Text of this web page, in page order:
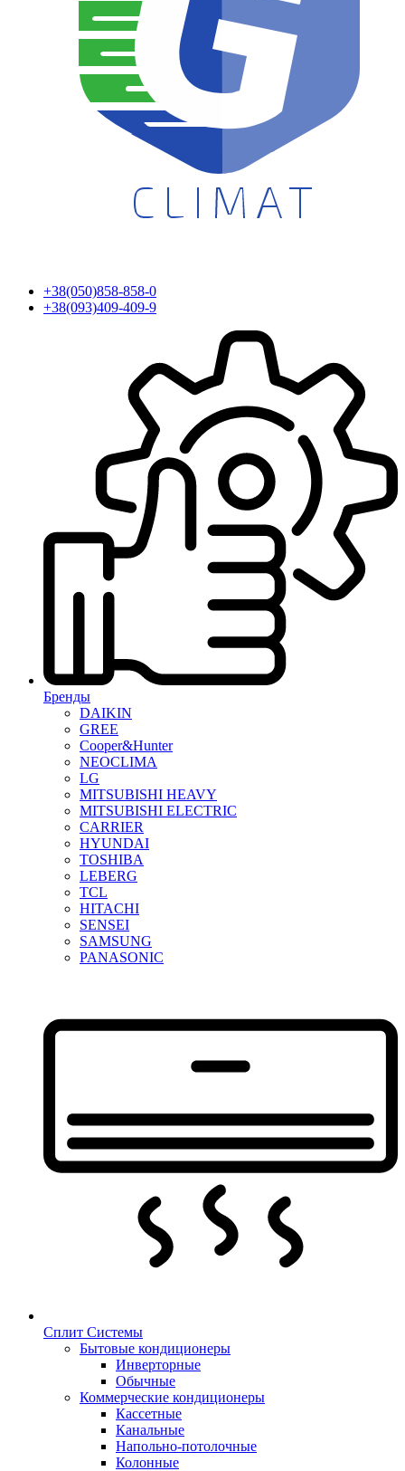
+38(050)858-858-0
+38(093)409-409-9
Бренды
DAIKIN
GREE
Cooper&Hunter
NEOCLIMA
LG
MITSUBISHI HEAVY
MITSUBISHI ELECTRIC
CARRIER
HYUNDAI
TOSHIBA
LEBERG
TCL
HITACHI
SENSEI
SAMSUNG
PANASONIC
Сплит Системы
Бытовые кондиционеры
Инверторные
Обычные
Коммерческие кондиционеры
Кассетные
Канальные
Напольно-потолочные
Колонные